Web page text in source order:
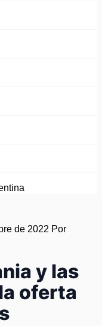
de 2022 Por
y las
oferta